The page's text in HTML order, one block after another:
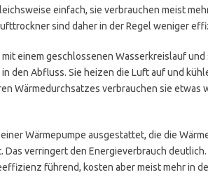
einfach, sie verbrauchen meist
sind daher in der Regel weniger
einem geschlossenen Wasserkreislauf und
den Abfluss. Sie heizen die Luft auf und
Wärmedurchsatzes verbrauchen sie etwas
Wärmepumpe ausgestattet, die die
verringert den Energieverbrauch
führend, kosten aber meist mehr in